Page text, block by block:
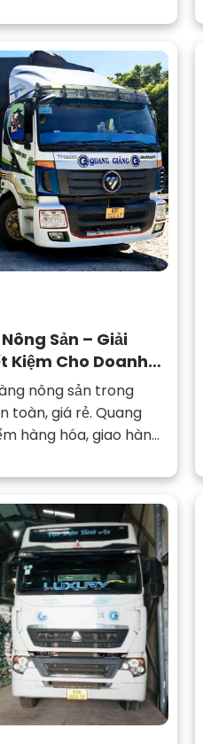
Sản – Giải
Kiệm Cho Doanh
nông sản trong
toàn, giá rẻ. Quang
hàng hóa, giao hàng